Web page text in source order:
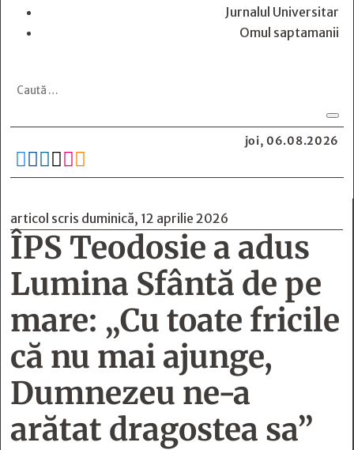
Jurnalul Universitar
Omul saptamanii
joi, 06.08.2026
     
articol scris duminică, 12 aprilie 2026
ÎPS Teodosie a adus
Lumina Sfântă de pe
mare: „Cu toate fricile
că nu mai ajunge,
Dumnezeu ne-a
arătat dragostea sa”